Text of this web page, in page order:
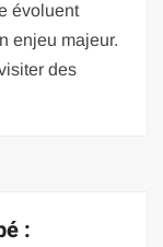
évoluent
enjeu majeur.
des
: